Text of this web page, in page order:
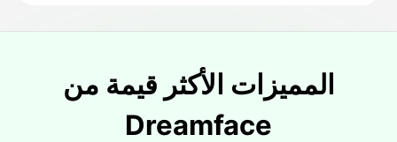
المميزات الأكثر قيمة من
Dreamface